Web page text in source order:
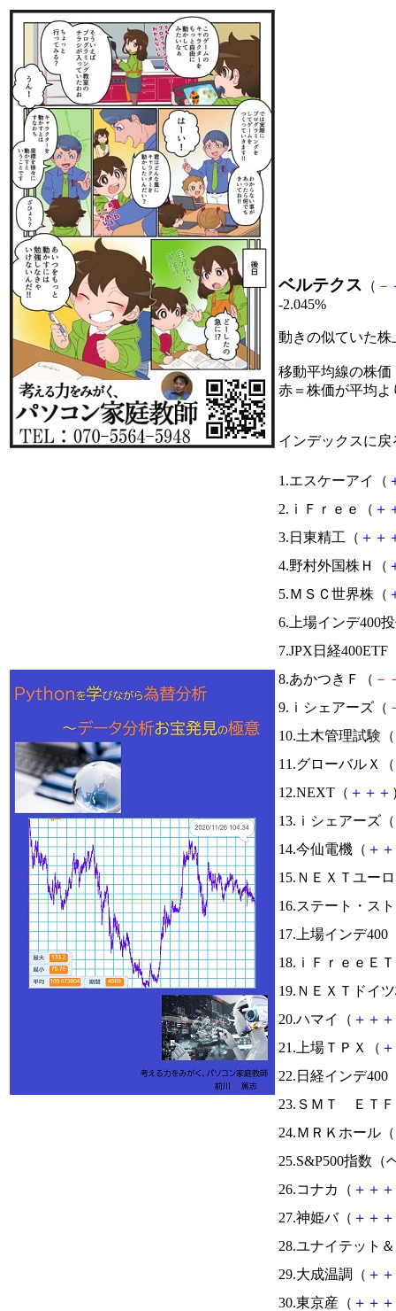
ベルテクス （ －
-2.045%
動きの似ていた
移動平均線の株価
赤＝株価が平均
インデックスに戻
1.エスケーアイ（
2.ｉＦｒｅｅ（ ＋
3.日東精工（ ＋ ＋
4.野村外国株Ｈ（
5.ＭＳＣ世界株（
6.上場インデ400
7.JPX日経400ETF
8.あかつきＦ（ －
9.ｉシェアーズ（
10.土木管理試験（
11.グローバルＸ（
12.NEXT（ ＋ ＋ ＋
13.ｉシェアーズ（
14.今仙電機（ ＋ ＋
15.ＮＥＸＴユー
16.ステート・ス
17.上場インデ400
18.ｉＦｒｅｅＥ
19.ＮＥＸＴドイ
20.ハマイ（ ＋ ＋ ＋
21.上場ＴＰＸ（ ＋
22.日経インデ400
23.ＳＭＴ ＥＴＦ
24.ＭＲＫホール（
25.S&P500指数（
26.コナカ（ ＋ ＋ ＋
27.神姫バ（ ＋ ＋ ＋
28.ユナイテット
29.大成温調（ ＋ ＋
30.東京産（ ＋ ＋ ＋